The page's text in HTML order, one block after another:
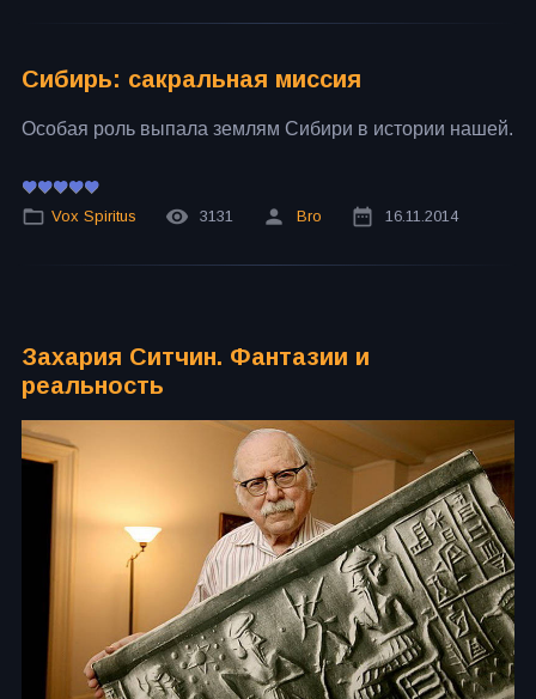
Сибирь: сакральная миссия
Особая роль выпала землям Сибири в истории нашей.
Vox Spiritus 3131 Bro 16.11.2014
Захария Ситчин. Фантазии и
реальность